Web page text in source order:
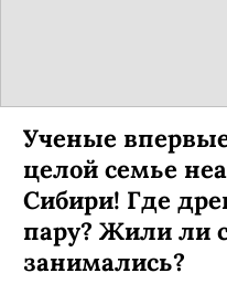
Ученые
целой семье
Сибири! Где
пару? Жили ли
занимались?